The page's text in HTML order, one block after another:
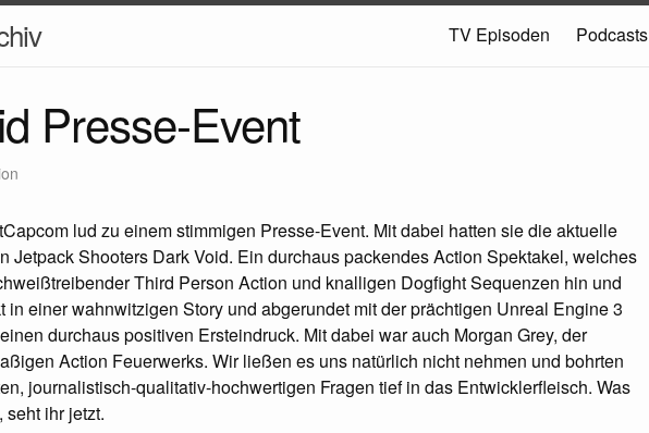
TV Episoden Podcasts
Presse-Event
lud zu einem stimmigen Presse-Event. Mit dabei hatten sie die aktuelle
Jetpack Shooters Dark Void. Ein durchaus packendes Action Spektakel, welches
Third Person Action und knalligen Dogfight Sequenzen hin und
in einer wahnwitzigen Story und abgerundet mit der prächtigen Unreal Engine 3
durchaus positiven Ersteindruck. Mit dabei war auch Morgan Grey, der
Action Feuerwerks. Wir ließen es uns natürlich nicht nehmen und bohrten
journalistisch-qualitativ-hochwertigen Fragen tief in das Entwicklerfleisch. Was
ihr jetzt.